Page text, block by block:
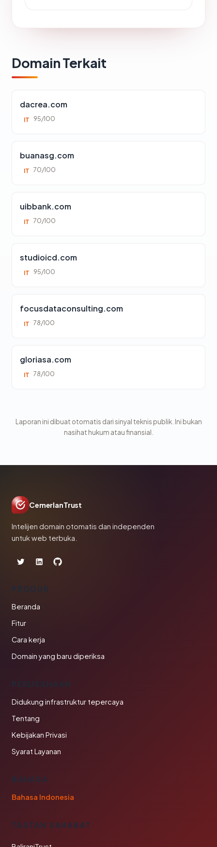
Domain Terkait
dacrea.com
IT 95/100
buanasg.com
IT 70/100
uibbank.com
IT 70/100
studioicd.com
IT 95/100
focusdataconsulting.com
IT 78/100
gloriasa.com
IT 78/100
Laporan ini dibuat otomatis dari sinyal teknis publik. Ini bukan
nasihat hukum atau finansial.
CemerlanTrust
Intelijen domain otomatis dan independen
untuk web terbuka.
PRODUK
Beranda
Fitur
Cara kerja
Domain yang baru diperiksa
PERUSAHAAN
Didukung infrastruktur tepercaya
Tentang
Kebijakan Privasi
Syarat Layanan
BAHASA
Bahasa Indonesia
TAUTAN SAHABAT